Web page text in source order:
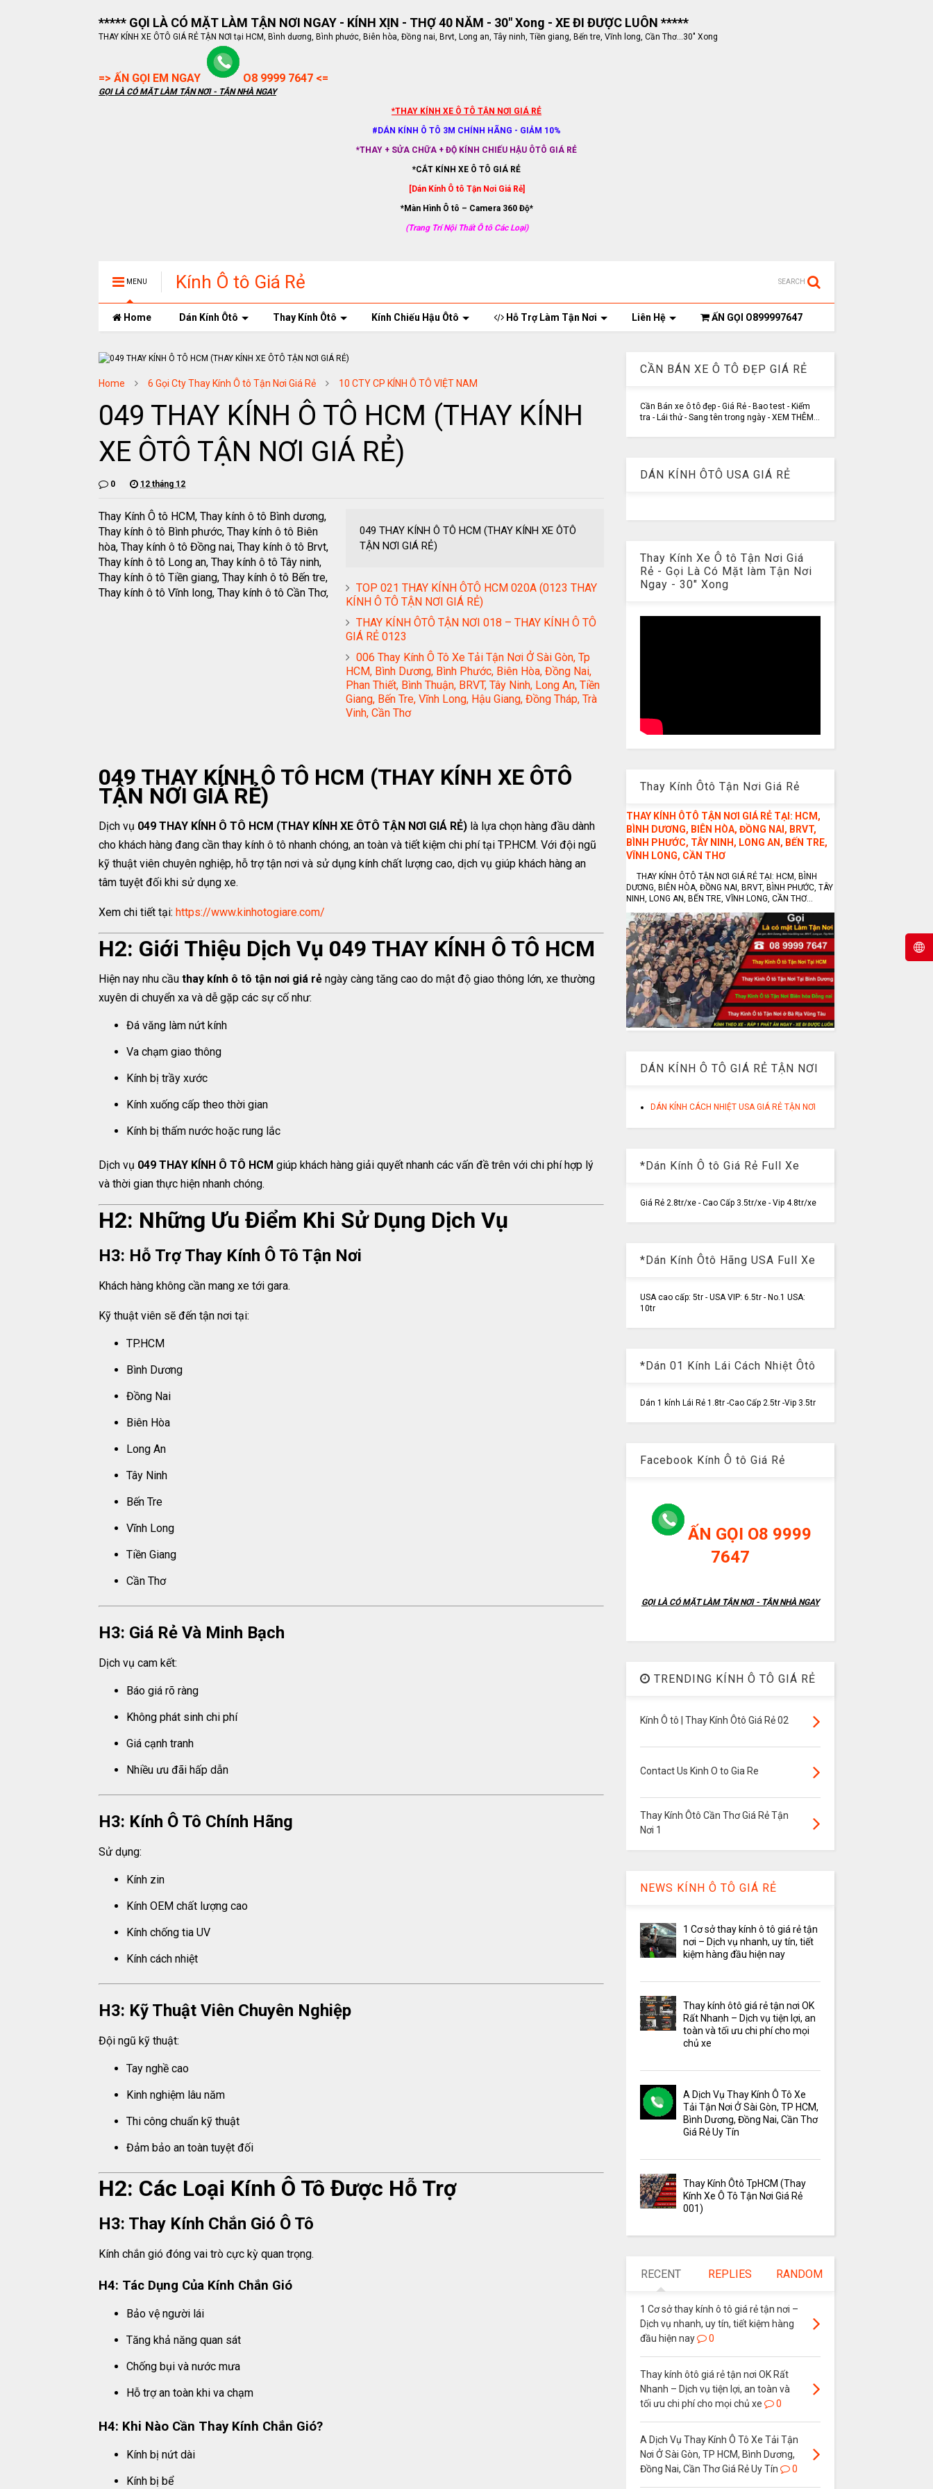
***** GỌI LÀ CÓ MẶT LÀM TẬN NƠI NGAY - KÍNH XỊN - THỢ 40 NĂM - 30" Xong - XE ĐI ĐƯỢC LUÔN *****
THAY KÍNH XE ÔTÔ GIÁ RẺ TẬN NƠI tại HCM, Bình dương, Bình phước, Biên hòa, Đồng nai, Brvt, Long an, Tây ninh, Tiền giang, Bến tre, Vĩnh long, Cần Thơ...30" Xong
=> ẤN GỌI EM NGAY O8 9999 7647 <=
GỌI LÀ CÓ MẶT LÀM TẬN NƠI - TẬN NHÀ NGAY
*THAY KÍNH XE Ô TÔ TẬN NƠI GIÁ RẺ
#DÁN KÍNH Ô TÔ 3M CHÍNH HÃNG - GIẢM 10%
*THAY + SỬA CHỮA + ĐỘ KÍNH CHIẾU HẬU ÔTÔ GIÁ RẺ
*CẮT KÍNH XE Ô TÔ GIÁ RẺ
[Dán Kính Ô tô Tận Nơi Giá Rẻ]
*Màn Hình Ô tô – Camera 360 Độ*
(Trang Trí Nội Thất Ô tô Các Loại)
MENU Kính Ô tô Giá Rẻ SEARCH
Home Dán Kính Ôtô Thay Kính Ôtô Kính Chiếu Hậu Ôtô Hỗ Trợ Làm Tận Nơi Liên Hệ ẤN GỌI O899997647
Home 6 Gọi Cty Thay Kính Ô tô Tận Nơi Giá Rẻ 10 CTY CP KÍNH Ô TÔ VIỆT NAM
049 THAY KÍNH Ô TÔ HCM (THAY KÍNH
XE ÔTÔ TẬN NƠI GIÁ RẺ)
0 12 tháng 12
Thay Kính Ô tô HCM, Thay kính ô tô Bình dương,
Thay kính ô tô Bình phước, Thay kính ô tô Biên
hòa, Thay kính ô tô Đồng nai, Thay kính ô tô Brvt,
Thay kính ô tô Long an, Thay kính ô tô Tây ninh,
Thay kính ô tô Tiền giang, Thay kính ô tô Bến tre,
Thay kính ô tô Vĩnh long, Thay kính ô tô Cần Thơ,
049 THAY KÍNH Ô TÔ HCM (THAY KÍNH XE ÔTÔ
TẬN NƠI GIÁ RẺ)
TOP 021 THAY KÍNH ÔTÔ HCM 020A (0123 THAY
KÍNH Ô TÔ TẬN NƠI GIÁ RẺ)
THAY KÍNH ÔTÔ TẬN NƠI 018 – THAY KÍNH Ô TÔ
GIÁ RẺ 0123
006 Thay Kính Ô Tô Xe Tải Tận Nơi Ở Sài Gòn, Tp
HCM, Bình Dương, Bình Phước, Biên Hòa, Đồng Nai,
Phan Thiết, Bình Thuận, BRVT, Tây Ninh, Long An, Tiền
Giang, Bến Tre, Vĩnh Long, Hậu Giang, Đồng Tháp, Trà
Vinh, Cần Thơ
049 THAY KÍNH Ô TÔ HCM (THAY KÍNH XE ÔTÔ
TẬN NƠI GIÁ RẺ)
Dịch vụ 049 THAY KÍNH Ô TÔ HCM (THAY KÍNH XE ÔTÔ TẬN NƠI GIÁ RẺ) là lựa chọn hàng đầu dành
cho khách hàng đang cần thay kính ô tô nhanh chóng, an toàn và tiết kiệm chi phí tại TP.HCM. Với đội ngũ
kỹ thuật viên chuyên nghiệp, hỗ trợ tận nơi và sử dụng kính chất lượng cao, dịch vụ giúp khách hàng an
tâm tuyệt đối khi sử dụng xe.
Xem chi tiết tại: https://www.kinhotogiare.com/
H2: Giới Thiệu Dịch Vụ 049 THAY KÍNH Ô TÔ HCM
Hiện nay nhu cầu thay kính ô tô tận nơi giá rẻ ngày càng tăng cao do mật độ giao thông lớn, xe thường
xuyên di chuyển xa và dễ gặp các sự cố như:
Đá văng làm nứt kính
Va chạm giao thông
Kính bị trầy xước
Kính xuống cấp theo thời gian
Kính bị thấm nước hoặc rung lắc
Dịch vụ 049 THAY KÍNH Ô TÔ HCM giúp khách hàng giải quyết nhanh các vấn đề trên với chi phí hợp lý
và thời gian thực hiện nhanh chóng.
H2: Những Ưu Điểm Khi Sử Dụng Dịch Vụ
H3: Hỗ Trợ Thay Kính Ô Tô Tận Nơi
Khách hàng không cần mang xe tới gara.
Kỹ thuật viên sẽ đến tận nơi tại:
TP.HCM
Bình Dương
Đồng Nai
Biên Hòa
Long An
Tây Ninh
Bến Tre
Vĩnh Long
Tiền Giang
Cần Thơ
H3: Giá Rẻ Và Minh Bạch
Dịch vụ cam kết:
Báo giá rõ ràng
Không phát sinh chi phí
Giá cạnh tranh
Nhiều ưu đãi hấp dẫn
H3: Kính Ô Tô Chính Hãng
Sử dụng:
Kính zin
Kính OEM chất lượng cao
Kính chống tia UV
Kính cách nhiệt
H3: Kỹ Thuật Viên Chuyên Nghiệp
Đội ngũ kỹ thuật:
Tay nghề cao
Kinh nghiệm lâu năm
Thi công chuẩn kỹ thuật
Đảm bảo an toàn tuyệt đối
H2: Các Loại Kính Ô Tô Được Hỗ Trợ
H3: Thay Kính Chắn Gió Ô Tô
Kính chắn gió đóng vai trò cực kỳ quan trọng.
H4: Tác Dụng Của Kính Chắn Gió
Bảo vệ người lái
Tăng khả năng quan sát
Chống bụi và nước mưa
Hỗ trợ an toàn khi va chạm
H4: Khi Nào Cần Thay Kính Chắn Gió?
Kính bị nứt dài
Kính bị bể
CẦN BÁN XE Ô TÔ ĐẸP GIÁ RẺ
Cần Bán xe ô tô đẹp - Giá Rẻ - Bao test - Kiểm
tra - Lái thử - Sang tên trong ngày - XEM THÊM...
DÁN KÍNH ÔTÔ USA GIÁ RẺ
Thay Kính Xe Ô tô Tận Nơi Giá
Rẻ - Gọi Là Có Mặt làm Tận Nơi
Ngay - 30" Xong
Thay Kính Ôtô Tận Nơi Giá Rẻ
THAY KÍNH ÔTÔ TẬN NƠI GIÁ RẺ TẠI: HCM,
BÌNH DƯƠNG, BIÊN HÒA, ĐỒNG NAI, BRVT,
BÌNH PHƯỚC, TÂY NINH, LONG AN, BẾN TRE,
VĨNH LONG, CẦN THƠ
THAY KÍNH ÔTÔ TẬN NƠI GIÁ RẺ TẠI: HCM, BÌNH
DƯƠNG, BIÊN HÒA, ĐỒNG NAI, BRVT, BÌNH PHƯỚC, TÂY
NINH, LONG AN, BẾN TRE, VĨNH LONG, CẦN THƠ...
DÁN KÍNH Ô TÔ GIÁ RẺ TẬN NƠI
DÁN KÍNH CÁCH NHIỆT USA GIÁ RẺ TẬN NƠI
*Dán Kính Ô tô Giá Rẻ Full Xe
Giá Rẻ 2.8tr/xe - Cao Cấp 3.5tr/xe - Vip 4.8tr/xe
*Dán Kính Ôtô Hãng USA Full Xe
USA cao cấp: 5tr - USA VIP: 6.5tr - No.1 USA:
10tr
*Dán 01 Kính Lái Cách Nhiệt Ôtô
Dán 1 kính Lái Rẻ 1.8tr -Cao Cấp 2.5tr -Vip 3.5tr
Facebook Kính Ô tô Giá Rẻ
ẤN GỌI O8 9999
7647
GỌI LÀ CÓ MẶT LÀM TẬN NƠI - TẬN NHÀ NGAY
TRENDING KÍNH Ô TÔ GIÁ RẺ
Kính Ô tô | Thay Kính Ôtô Giá Rẻ 02
Contact Us Kinh O to Gia Re
Thay Kính Ôtô Cần Thơ Giá Rẻ Tận
Nơi 1
NEWS KÍNH Ô TÔ GIÁ RẺ
1 Cơ sở thay kính ô tô giá rẻ tận
nơi – Dịch vụ nhanh, uy tín, tiết
kiệm hàng đầu hiện nay
Thay kính ôtô giá rẻ tận nơi OK
Rất Nhanh – Dịch vụ tiện lợi, an
toàn và tối ưu chi phí cho mọi
chủ xe
A Dịch Vụ Thay Kính Ô Tô Xe
Tải Tận Nơi Ở Sài Gòn, TP HCM,
Bình Dương, Đồng Nai, Cần Thơ
Giá Rẻ Uy Tín
Thay Kính Ôtô TpHCM (Thay
Kính Xe Ô Tô Tận Nơi Giá Rẻ
001)
RECENT REPLIES RANDOM
1 Cơ sở thay kính ô tô giá rẻ tận nơi –
Dịch vụ nhanh, uy tín, tiết kiệm hàng
đầu hiện nay
0
Thay kính ôtô giá rẻ tận nơi OK Rất
Nhanh – Dịch vụ tiện lợi, an toàn và
tối ưu chi phí cho mọi chủ xe
0
A Dịch Vụ Thay Kính Ô Tô Xe Tải Tận
Nơi Ở Sài Gòn, TP HCM, Bình Dương,
Đồng Nai, Cần Thơ Giá Rẻ Uy Tín
0